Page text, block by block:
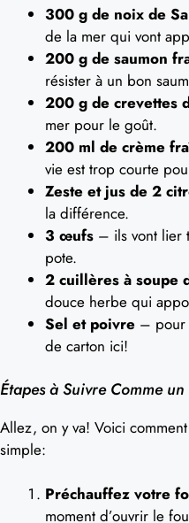
300 g de noix de
de la mer qui vont
200 g de saumon
résister à un bon
200 g de crevettes
mer pour le goût.
200 ml de crème
vie est trop courte
Zeste et jus de 2
la différence.
3 œufs – ils vont lier
pote.
2 cuillères à soupe
douce herbe qui
Sel et poivre – pour
de carton ici!
Étapes à Suivre Comme
Allez, on y va! Voici
simple:
Préchauffez votre
moment d’ouvrir le